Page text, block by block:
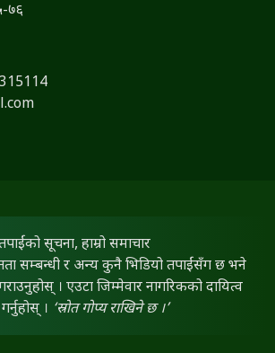
७६
सूचना, हाम्रो समाचार
सम्बन्धी र अन्य कुनै भिडियो तपाईंसँग छ भने
। एउटा जिम्मेवार नागरिकको दायित्व
। ‘स्रोत गोप्य राखिने छ ।’